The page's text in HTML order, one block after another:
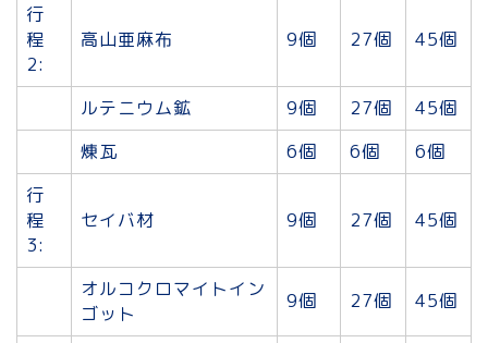
行
程
2:
高山亜麻布 9個 27個 45個
ルテニウム鉱 9個 27個
45個
煉瓦
6個 6個
6個
行
程
3:
セイバ材 9個 27個 45個
オルコクロマイトイン
ゴット
9個 27個 45個